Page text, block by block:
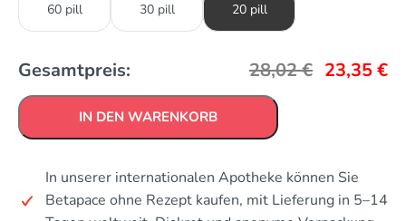
60 pill 30 pill 20 pill
Gesamtpreis: 28,02€ 23,35€
IN DEN WARENKORB
In unserer internationalen Apotheke können Sie
Betapace ohne Rezept kaufen, mit Lieferung in 5–14